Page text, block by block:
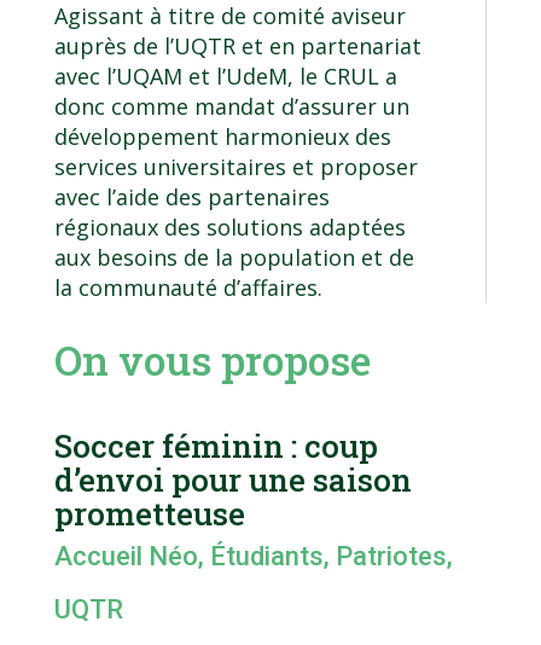
Agissant à titre de comité aviseur
auprès de l’UQTR et en partenariat
avec l’UQAM et l’UdeM, le CRUL a
donc comme mandat d’assurer un
développement harmonieux des
services universitaires et proposer
avec l’aide des partenaires
régionaux des solutions adaptées
aux besoins de la population et de
la communauté d’affaires.
On vous propose
Soccer féminin : coup
d’envoi pour une saison
prometteuse
Accueil Néo, Étudiants, Patriotes,
UQTR